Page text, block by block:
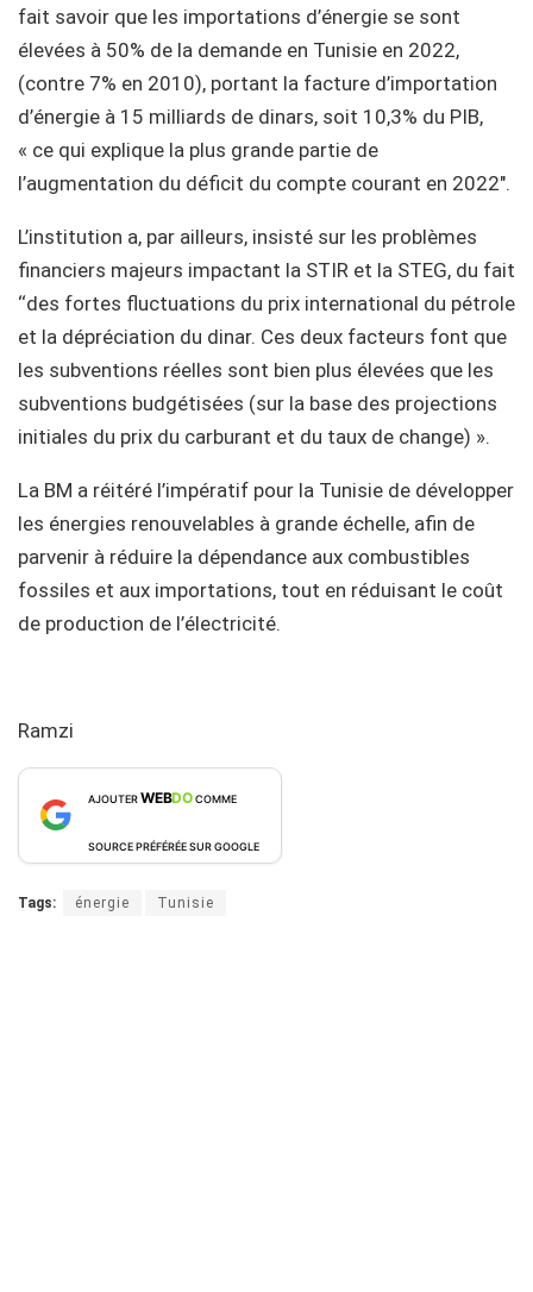
fait savoir que les importations d’énergie se sont
élevées à 50% de la demande en Tunisie en 2022,
(contre 7% en 2010), portant la facture d’importation
d’énergie à 15 milliards de dinars, soit 10,3% du PIB,
« ce qui explique la plus grande partie de
l’augmentation du déficit du compte courant en 2022″.
L’institution a, par ailleurs, insisté sur les problèmes
financiers majeurs impactant la STIR et la STEG, du fait
‘‘des fortes fluctuations du prix international du pétrole
et la dépréciation du dinar. Ces deux facteurs font que
les subventions réelles sont bien plus élevées que les
subventions budgétisées (sur la base des projections
initiales du prix du carburant et du taux de change) ».
La BM a réitéré l’impératif pour la Tunisie de développer
les énergies renouvelables à grande échelle, afin de
parvenir à réduire la dépendance aux combustibles
fossiles et aux importations, tout en réduisant le coût
de production de l’électricité.
Ramzi
AJOUTERWEBDOCOMME
SOURCE PRÉFÉRÉE SUR GOOGLE
Tags: énergie Tunisie